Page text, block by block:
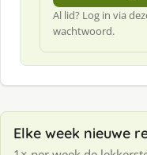
Al lid? Log in via
wachtwoord.
Elke week nieuwe